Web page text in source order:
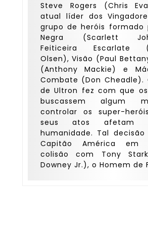
Steve Rogers (Chris
atual líder dos
grupo de heróis formado
Negra (Scarlett
Feiticeira Escarlate
Olsen), Visão (Paul
(Anthony Mackie) e
Combate (Don Cheadle).
de Ultron fez com que
buscassem algum
controlar os super-
seus atos afetam
humanidade. Tal
Capitão América
colisão com Tony
Downey Jr.), o Homem de